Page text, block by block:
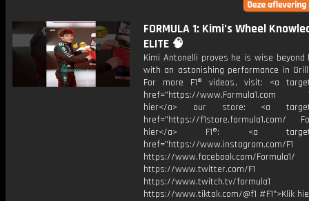
FORMULA 1: Kimi’s Wheel
ELITE 🧠
Kimi Antonelli proves he is wise beyond
with an astonishing performance in Grill
For more F1® videos, visit: <a
href="https://www.Formula1.com
hier</a> our store: <a
href="https://f1store.formula1.com/
hier</a> F1®: <a
href="https://www.instagram.com/F1
https://www.facebook.com/Formula1/
https://www.twitter.com/F1
https://www.twitch.tv/formula1
https://www.tiktok.com/@f1 #F1">Klik